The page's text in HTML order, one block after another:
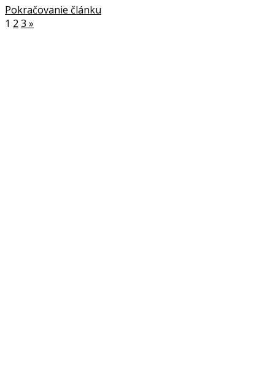
Pokračovanie článku
1 2 3 »